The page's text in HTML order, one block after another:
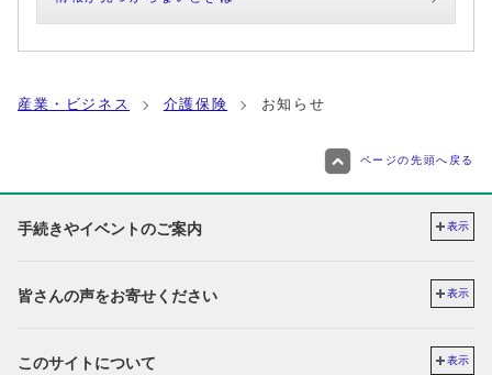
産業・ビジネス 介護保険 お知らせ
ページの先頭へ戻る
手続きやイベントのご案内 表示
皆さんの声をお寄せください 表示
このサイトについて 表示